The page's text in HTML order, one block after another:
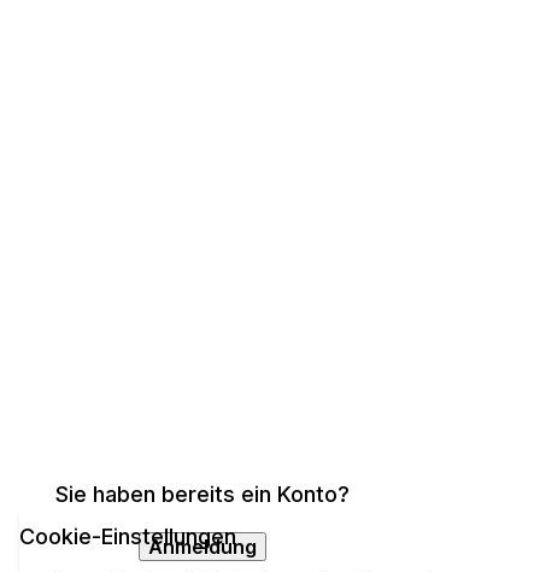
Sie haben bereits ein Konto?
Anmeldung
Cookie-Einstellungen